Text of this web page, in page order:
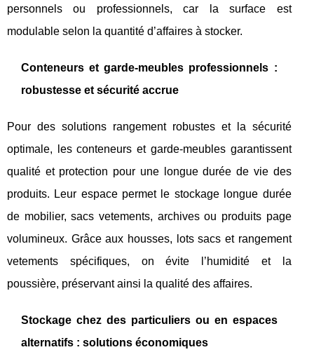
personnels ou professionnels, car la surface est
modulable selon la quantité d’affaires à stocker.
Conteneurs et garde-meubles professionnels :
robustesse et sécurité accrue
Pour des solutions rangement robustes et la sécurité
optimale, les conteneurs et garde-meubles garantissent
qualité et protection pour une longue durée de vie des
produits. Leur espace permet le stockage longue durée
de mobilier, sacs vetements, archives ou produits page
volumineux. Grâce aux housses, lots sacs et rangement
vetements spécifiques, on évite l’humidité et la
poussière, préservant ainsi la qualité des affaires.
Stockage chez des particuliers ou en espaces
alternatifs : solutions économiques